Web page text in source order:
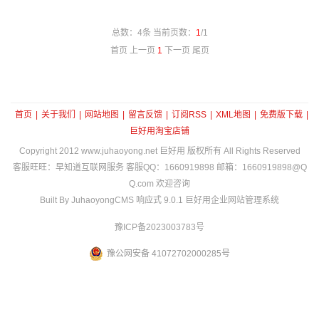
总数：4条 当前页数： 1/1
首页 上一页 1 下一页 尾页
首页 关于我们 网站地图 留言反馈 订阅RSS XML地图 免费版下载
巨好用淘宝店铺
Copyright 2012 www.juhaoyong.net巨好用 版权所有 All Rights Reserved
客服旺旺：早知道互联网服务 客服QQ：1660919898 邮箱：1660919898@Q
Q.com 欢迎咨询
Built By JuhaoyongCMS 响应式 9.0.1 巨好用企业网站管理系统
豫ICP备2023003783号
豫公网安备 41072702000285号